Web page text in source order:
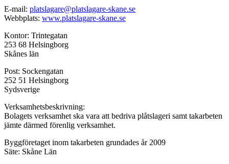
E-mail: platslagare@platslagare-skane.se
Webbplats: www.platslagare-skane.se
Kontor: Trintegatan
253 68 Helsingborg
Skånes län
Post: Sockengatan
252 51 Helsingborg
Sydsverige
Verksamhetsbeskrivning:
Bolagets verksamhet ska vara att bedriva plåtslageri samt takarbeten
jämte därmed förenlig verksamhet.
Byggföretaget inom takarbeten grundades år 2009
Säte: Skåne Län